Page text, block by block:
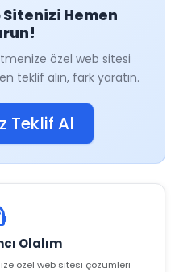
Hemen
özel web sitesi
teklif alın, fark yaratın.
Teklif Al
Olalım
özel web sitesi çözümleri